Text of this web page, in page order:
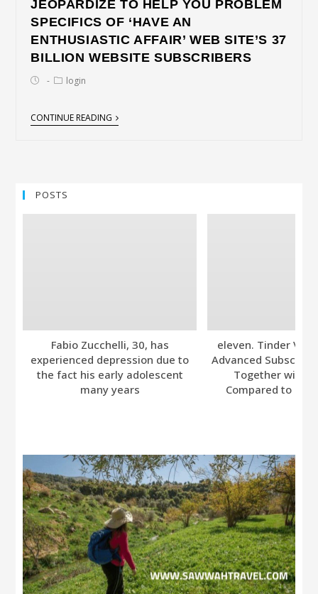
JEOPARDIZE TO HELP YOU PROBLEM
SPECIFICS OF ‘HAVE AN
ENTHUSIASTIC AFFAIR’ WEB SITE’S 37
BILLION WEBSITE SUBSCRIBERS
login
CONTINUE READING
POSTS
Fabio Zucchelli, 30, has
experienced depression due to
the fact his early adolescent
many years
eleven. Tinder
Advanced
Together with
Compared to